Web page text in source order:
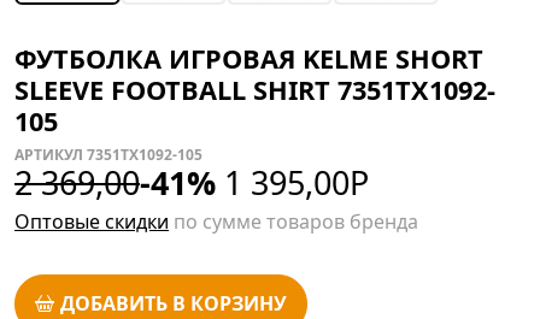
ФУТБОЛКА ИГРОВАЯ KELME SHORT
SLEEVE FOOTBALL SHIRT 7351TX1092-
105
АРТИКУЛ 7351TX1092-105
2 369,00-41% 1 395,00Р
Оптовые скидки по сумме товаров бренда
ДОБАВИТЬ В КОРЗИНУ